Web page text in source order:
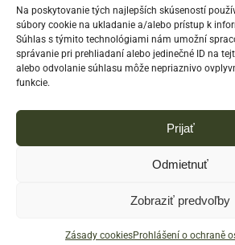
Na poskytovanie tých najlepších skúseností
súbory cookie na ukladanie a/alebo prístup k
Súhlas s týmito technológiami nám umožní
správanie pri prehliadaní alebo jedinečné ID na
alebo odvolanie súhlasu môže nepriaznivo
funkcie.
Prijať
Odmietnuť
Zobraziť predvoľby
Zásady cookiesProhlášení o ochraně
Klepnutím přijměte
cookie a povolte tento
prívesov. E-shop so všetkým, čo